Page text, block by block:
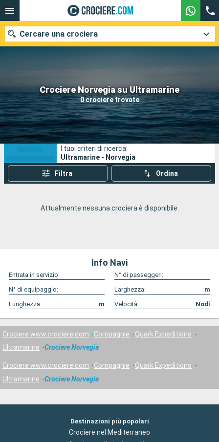
Crociere Norvegia su Ultramarine
0 crociere trovate
Cercare una crociera
Le nostre destinazioni
Mesi di partenza
Porti Compagnie
Ricerca
I tuoi criteri di ricerca:
Ultramarine - Norvegia
Filtra Ordina
Attualmente nessuna crociera è disponibile.
Info Navi
Entrata in servizio:
N° di passeggeri:
N° di equipaggio:
Larghezza:
m
Lunghezza:
m Velocità: Nodi
Crociere www.crociere.com Compagnie
Quark Expeditions
Ultramarine
Crociere Norvegia
Crociere www.crociere.com Compagnie
Quark Expeditions
Ultramarine
Crociere Norvegia
Destinazioni più popolari
Crociere nel Mediterraneo